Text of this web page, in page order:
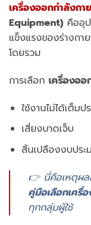
เครื่องออกกำลังกาย
Equipment) คืออุ
แข็งแรงของร่างกา
โดยรวม
การเลือก เครื่องออ
ใช้งานไม่ได้เต็ม
เสี่ยงบาดเจ็บ
สิ้นเปลืองงบประ
👉 นี่คือเหตุผล
คู่มือเลือกเครื่
ทุกกลุ่มผู้ใช้